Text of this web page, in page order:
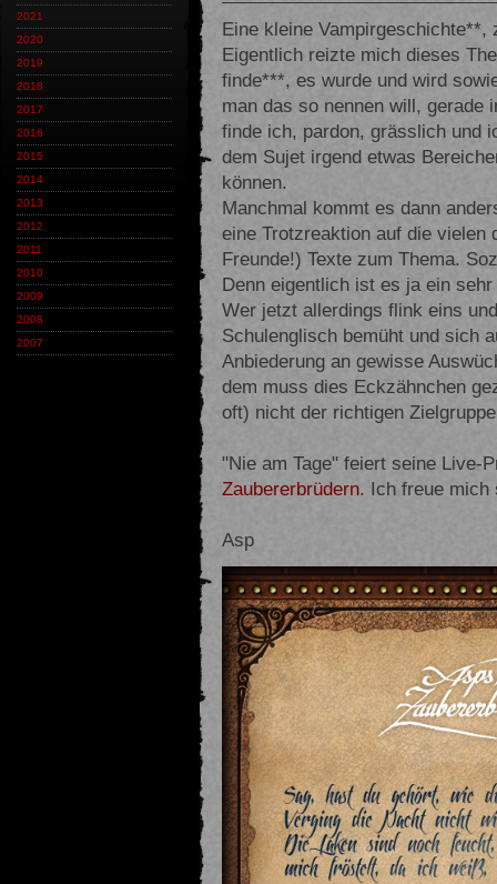
2021
2020
2019
2018
2017
2016
2015
2014
2013
2012
2011
2010
2009
2008
2007
Eine kleine
Eigentlich reizte mich dieses
finde***, es wurde und wird
man das so nennen will, gerade
finde ich, pardon, grässlich und
dem Sujet irgend etwas
können.
Manchmal kommt es dann
eine Trotzreaktion auf die vielen
Freunde!) Texte zum Thema.
Denn eigentlich ist es ja ein
Wer jetzt allerdings flink eins
Schulenglisch bemüht und sich
Anbiederung an gewisse
dem muss dies Eckzähnchen
oft) nicht der richtigen
"Nie am Tage" feiert seine Live-
Zaubererbrüdern. Ich freue mich
Asp